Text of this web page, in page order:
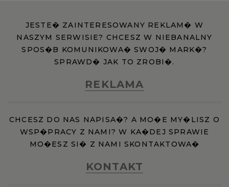
JESTE� ZAINTERESOWANY REKLAM� W
NASZYM SERWISIE? CHCESZ W NIEBANALNY
SPOS�B KOMUNIKOWA� SWOJ� MARK�?
SPRAWD� JAK TO ZROBI�.
REKLAMA
CHCESZ DO NAS NAPISA�? A MO�E MY�LISZ O
WSP�PRACY Z NAMI? W KA�DEJ SPRAWIE
MO�ESZ SI� Z NAMI SKONTAKTOWA�
KONTAKT